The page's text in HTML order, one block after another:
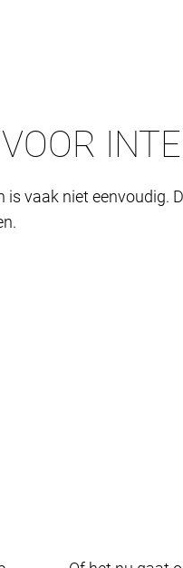
vaak niet